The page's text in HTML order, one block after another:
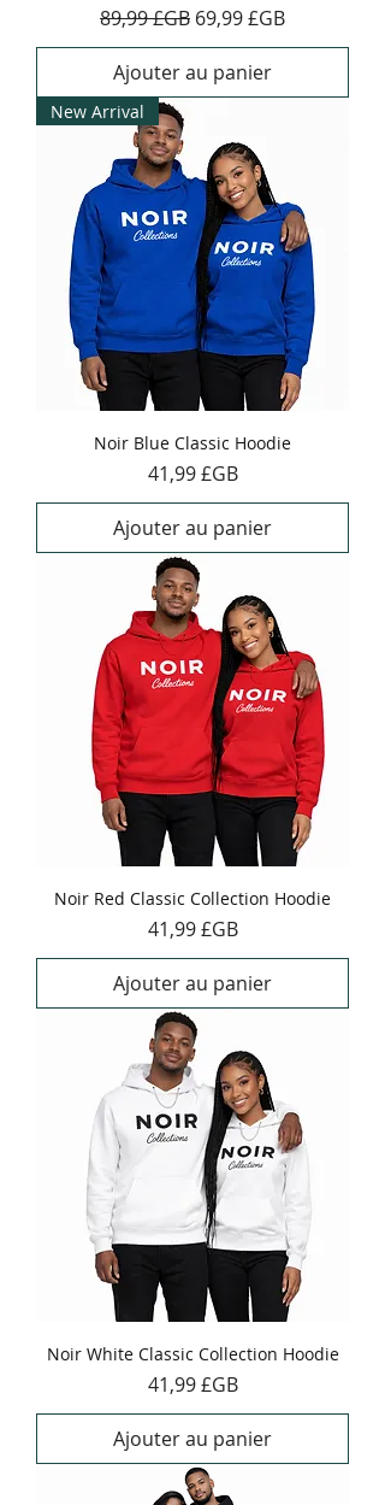
Prix original
89,99 £GB Prix promotionnel
69,99 £GB
Ajouter au panier
New Arrival
Noir Blue Classic Hoodie
Prix
41,99 £GB
Ajouter au panier
Noir Red Classic Collection Hoodie
Prix
41,99 £GB
Ajouter au panier
Noir White Classic Collection Hoodie
Prix
41,99 £GB
Ajouter au panier